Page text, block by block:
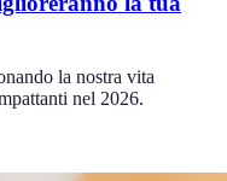
la nostra vita
nel 2026.